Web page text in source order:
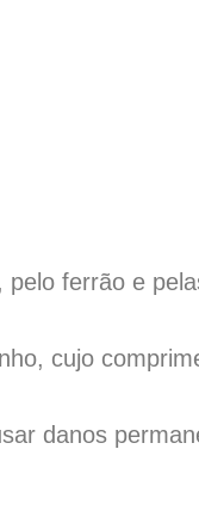
ferrão e
cujo
danos